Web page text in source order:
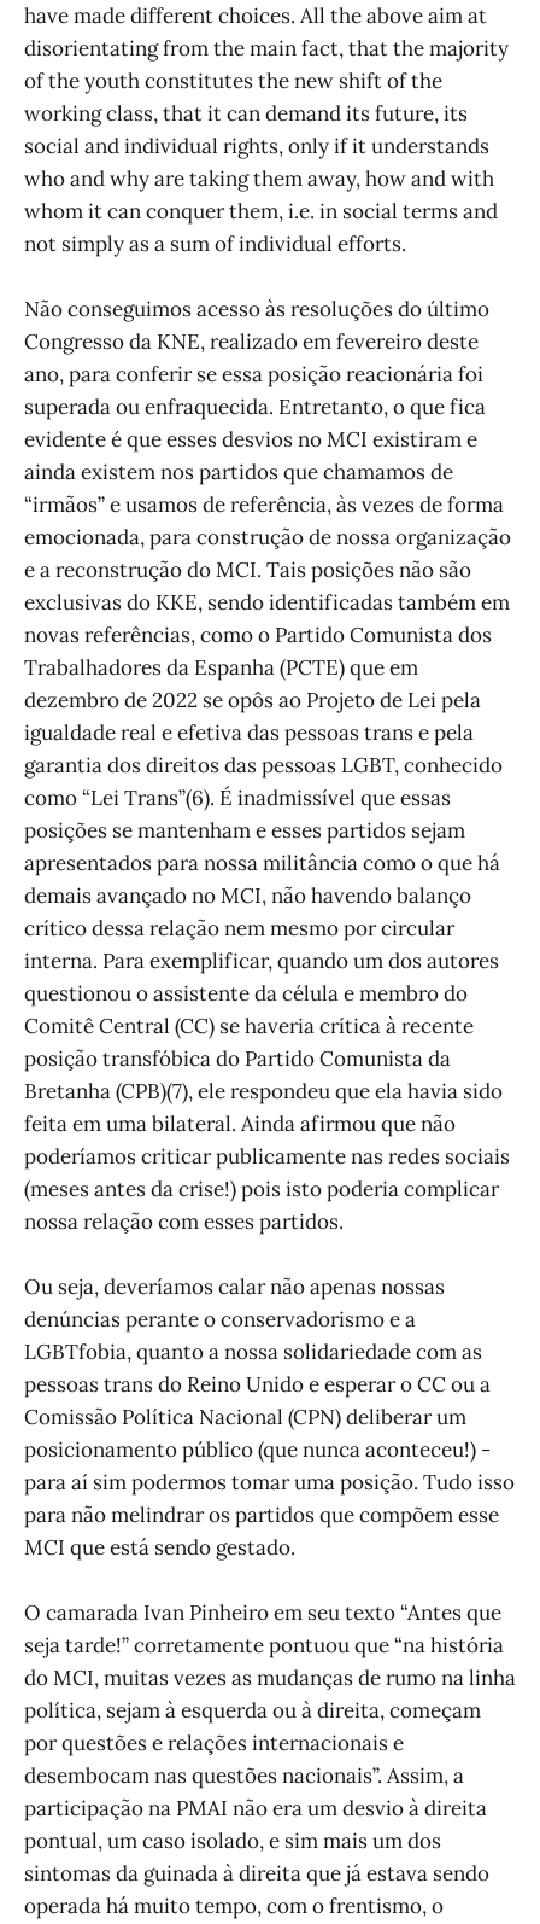
have made different choices. All the above aim at
disorientating from the main fact, that the majority
of the youth constitutes the new shift of the
working class, that it can demand its future, its
social and individual rights, only if it understands
who and why are taking them away, how and with
whom it can conquer them, i.e. in social terms and
not simply as a sum of individual efforts.
Não conseguimos acesso às resoluções do último
Congresso da KNE, realizado em fevereiro deste
ano, para conferir se essa posição reacionária foi
superada ou enfraquecida. Entretanto, o que fica
evidente é que esses desvios no MCI existiram e
ainda existem nos partidos que chamamos de
“irmãos” e usamos de referência, às vezes de forma
emocionada, para construção de nossa organização
e a reconstrução do MCI. Tais posições não são
exclusivas do KKE, sendo identificadas também em
novas referências, como o Partido Comunista dos
Trabalhadores da Espanha (PCTE) que em
dezembro de 2022 se opôs ao Projeto de Lei pela
igualdade real e efetiva das pessoas trans e pela
garantia dos direitos das pessoas LGBT, conhecido
como “Lei Trans”(6). É inadmissível que essas
posições se mantenham e esses partidos sejam
apresentados para nossa militância como o que há
demais avançado no MCI, não havendo balanço
crítico dessa relação nem mesmo por circular
interna. Para exemplificar, quando um dos autores
questionou o assistente da célula e membro do
Comitê Central (CC) se haveria crítica à recente
posição transfóbica do Partido Comunista da
Bretanha (CPB)(7), ele respondeu que ela havia sido
feita em uma bilateral. Ainda afirmou que não
poderíamos criticar publicamente nas redes sociais
(meses antes da crise!) pois isto poderia complicar
nossa relação com esses partidos.
Ou seja, deveríamos calar não apenas nossas
denúncias perante o conservadorismo e a
LGBTfobia, quanto a nossa solidariedade com as
pessoas trans do Reino Unido e esperar o CC ou a
Comissão Política Nacional (CPN) deliberar um
posicionamento público (que nunca aconteceu!) -
para aí sim podermos tomar uma posição. Tudo isso
para não melindrar os partidos que compõem esse
MCI que está sendo gestado.
O camarada Ivan Pinheiro em seu texto “Antes que
seja tarde!” corretamente pontuou que “na história
do MCI, muitas vezes as mudanças de rumo na linha
política, sejam à esquerda ou à direita, começam
por questões e relações internacionais e
desembocam nas questões nacionais”. Assim, a
participação na PMAI não era um desvio à direita
pontual, um caso isolado, e sim mais um dos
sintomas da guinada à direita que já estava sendo
operada há muito tempo, com o frentismo, o